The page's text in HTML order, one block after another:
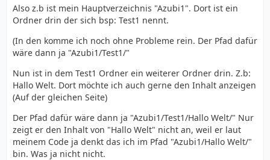
?>
Also z.b ist mein Hauptverzeichnis "Azubi1". Dort ist ein
Ordner drin der sich bsp: Test1 nennt.
(In den komme ich noch ohne Probleme rein. Der Pfad dafür
wäre dann ja "Azubi1/Test1/"
Nun ist in dem Test1 Ordner ein weiterer Ordner drin. Z.b:
Hallo Welt. Dort möchte ich auch gerne den Inhalt anzeigen
(Auf der gleichen Seite)
Der Pfad dafür wäre dann ja "Azubi1/Test1/Hallo Welt/" Nur
zeigt er den Inhalt von "Hallo Welt" nicht an, weil er laut
meinem Code ja denkt das ich im Pfad "Azubi1/Hallo Welt/"
bin. Was ja nicht nicht.